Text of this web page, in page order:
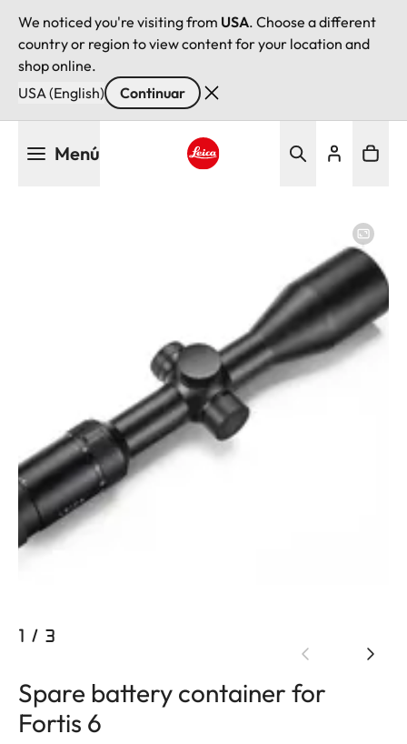
We noticed you're visiting from USA. Choose a different
country or region to view content for your location and
shop online.
USA (English)
Continuar
Menú
1 / 3
Spare battery container for
Fortis 6